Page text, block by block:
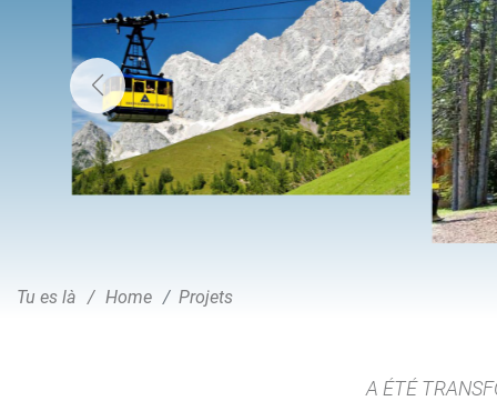
Tu es là Home Projets
A ÉTÉ